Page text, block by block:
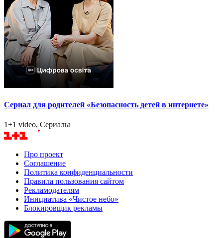
Сериал для родителей «Безопасность детей в интернете»
1+1 video, Сериалы
Про проект
Соглашение
Политика конфиденциальности
Правила пользования сайтом
Рекламодателям
Инициатива «Чистое небо»
Блокировщик рекламы